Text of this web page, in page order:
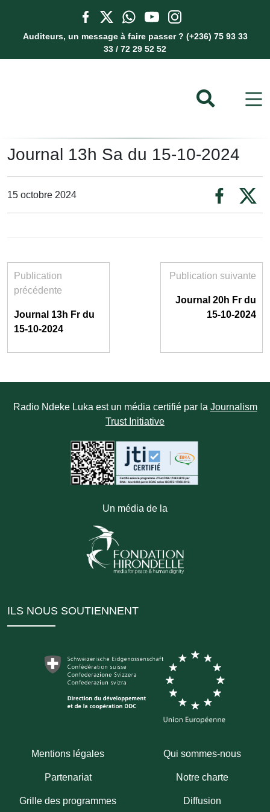
Auditeurs, un message à faire passer ? (+236) 75 93 33
33 / 72 29 52 52
Journal 13h Sa du 15-10-2024
15 octobre 2024
Publication
précédente
Journal 13h Fr du
15-10-2024
Publication suivante
Journal 20h Fr du
15-10-2024
Radio Ndeke Luka est un média certifié par la Journalism
Trust Initiative
Un média de la
ILS NOUS SOUTIENNENT
Mentions légales Qui sommes-nous
Partenariat Notre charte
Grille des programmes Diffusion